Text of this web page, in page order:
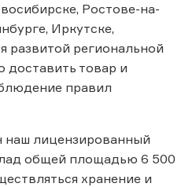
Ростове-на-
Иркутске,
развитой региональной
товар и
правил
лицензированный
общей площадью 6 500
хранение и